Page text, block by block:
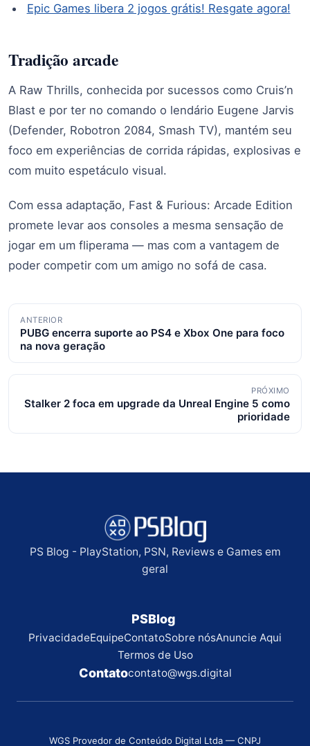
Epic Games libera 2 jogos grátis! Resgate agora!
Tradição arcade
A Raw Thrills, conhecida por sucessos como Cruis’n
Blast e por ter no comando o lendário Eugene Jarvis
(Defender, Robotron 2084, Smash TV), mantém seu
foco em experiências de corrida rápidas, explosivas e
com muito espetáculo visual.
Com essa adaptação, Fast & Furious: Arcade Edition
promete levar aos consoles a mesma sensação de
jogar em um fliperama — mas com a vantagem de
poder competir com um amigo no sofá de casa.
Navegação
de
posts
ANTERIOR
PUBG encerra suporte ao PS4 e Xbox One para foco
na nova geração
PRÓXIMO
Stalker 2 foca em upgrade da Unreal Engine 5 como
prioridade
PS Blog - PlayStation, PSN, Reviews e Games em
geral
PSBlog
PrivacidadeEquipeContatoSobre nósAnuncie Aqui
Termos de Uso
Contatocontato@wgs.digital
WGS Provedor de Conteúdo Digital Ltda — CNPJ